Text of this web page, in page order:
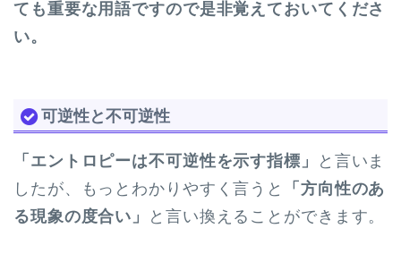
ても重要な用語ですので是非覚えておいてくださ
い。
可逆性と不可逆性
「エントロピーは不可逆性を示す指標」
と言いま
したが、もっとわかりやすく言うと
「方向性のあ
る現象の度合い」
と言い換えることができます。